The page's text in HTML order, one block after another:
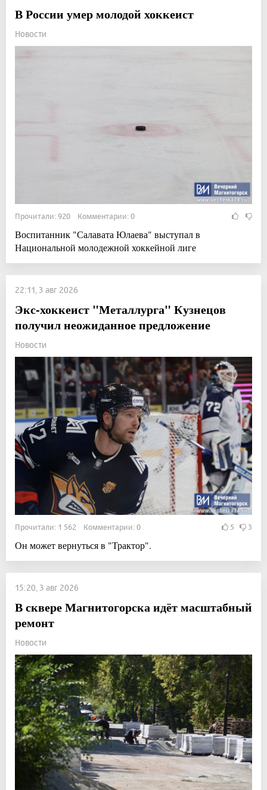
В России умер молодой хоккеист
Новости
Прочитали: 920 Комментарии: 0
Воспитанник "Салавата Юлаева" выступал в
Национальной молодежной хоккейной лиге
22:11, 3 авг 2026
Экс-хоккеист "Металлурга" Кузнецов
получил неожиданное предложение
Новости
Прочитали: 1 562 Комментарии: 0 5 3
Он может вернуться в "Трактор".
15:20, 3 авг 2026
В сквере Магнитогорска идёт масштабный
ремонт
Новости